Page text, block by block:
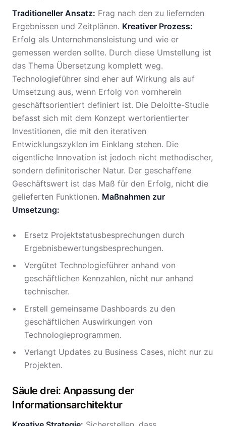
Traditioneller Ansatz: Frag nach den zu liefernden
Ergebnissen und Zeitplänen. Kreativer Prozess:
Erfolg als Unternehmensleistung und wie er
gemessen werden sollte. Durch diese Umstellung ist
das Thema Übersetzung komplett weg.
Technologieführer sind eher auf Wirkung als auf
Umsetzung aus, wenn Erfolg von vornherein
geschäftsorientiert definiert ist. Die Deloitte-Studie
befasst sich mit dem Konzept wertorientierter
Investitionen, die mit den iterativen
Entwicklungszyklen im Einklang stehen. Die
eigentliche Innovation ist jedoch nicht methodischer,
sondern definitorischer Natur. Der geschaffene
Geschäftswert ist das Maß für den Erfolg, nicht die
gelieferten Funktionen. Maßnahmen zur
Umsetzung:
Ersetz Projektstatusbesprechungen durch
Ergebnisbewertungsbesprechungen.
Vergütet Technologieführer anhand von
geschäftlichen Kennzahlen, nicht nur anhand
technischer.
Erstell gemeinsame Dashboards zu den
geschäftlichen Auswirkungen von
Technologieprogrammen.
Verlangt Updates zu Business Cases, nicht nur zu
Projekten.
Säule drei: Anpassung der
Informationsarchitektur